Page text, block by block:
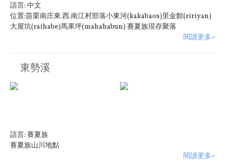
語言: 中文
位置:苗栗南庄東.西.南江村部落小東河(kakabaos)里金館(ririyan)
大屋坑(raihabe)馬果坪(mahahabun) 賽夏族現存聚落
閱讀更多»
東勢溪
語言: 賽夏族
賽夏族山川地點
閱讀更多»